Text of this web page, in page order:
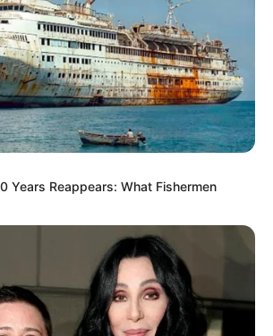
Years Reappears: What Fishermen